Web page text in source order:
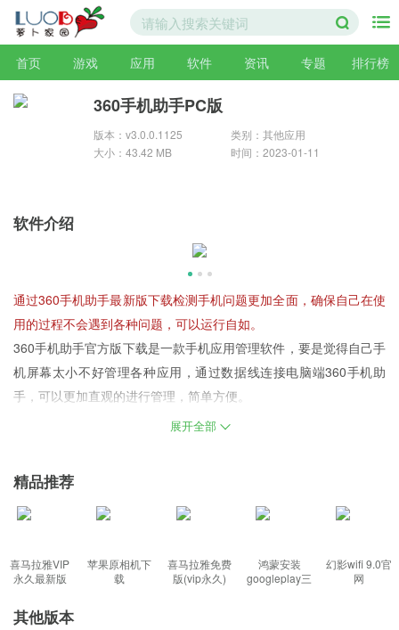
首页 游戏 应用 软件 资讯 专题 排行榜
360手机助手PC版
版本：v3.0.0.1125
类别：其他应用
大小：43.42 MB
时间：2023-01-11
软件介绍
通过360手机助手最新版下载检测手机问题更加全面，确保自己在使
用的过程不会遇到各种问题，可以运行自如。
360手机助手官方版下载是一款手机应用管理软件，要是觉得自己手
机屏幕太小不好管理各种应用，通过数据线连接电脑端360手机助
手，可以更加直观的进行管理，简单方便。
安全、更安全的移动资源创建平台，查看、卸载、升级一气呵成，
轻松对您的存储卡文件进行管理，为您的Android手机注入鲜活色彩
1、支持更多游戏软件下载，自动的去帮助用户更新应用，让你的手
展开全部
精品推荐
喜马拉雅VIP
永久最新版
苹果原相机下
载
喜马拉雅免费
版(vip永久)
鸿蒙安装
googleplay三
幻影wifi 9.0官
网
其他版本